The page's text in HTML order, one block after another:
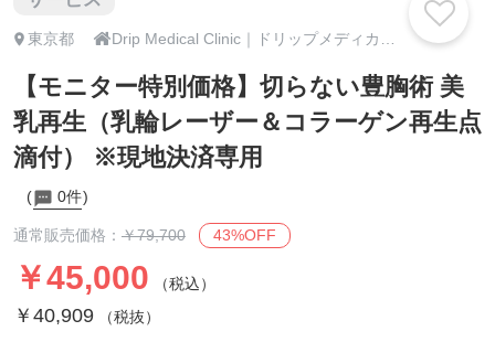
東京都  Drip Medical Clinic｜ドリップメディカルクリニック浜松町院
【モニター特別価格】切らない豊胸術 美
乳再生（乳輪レーザー＆コラーゲン再生点
滴付） ※現地決済専用
0件
通常販売価格： ￥79,700 43%OFF
￥45,000 （税込）
￥40,909（税抜）